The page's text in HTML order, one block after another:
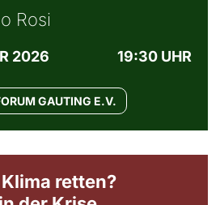
Rosi
2026
19:30 UHR
GAUTING E.V.
retten?